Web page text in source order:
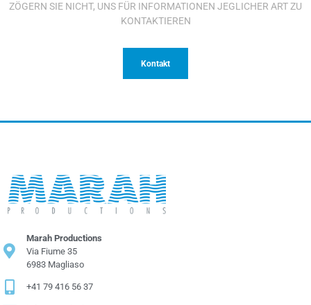
ZÖGERN SIE NICHT, UNS FÜR INFORMATIONEN JEGLICHER ART ZU
KONTAKTIEREN
Kontakt
Marah Productions
Via Fiume 35
6983 Magliaso
+41 79 416 56 37